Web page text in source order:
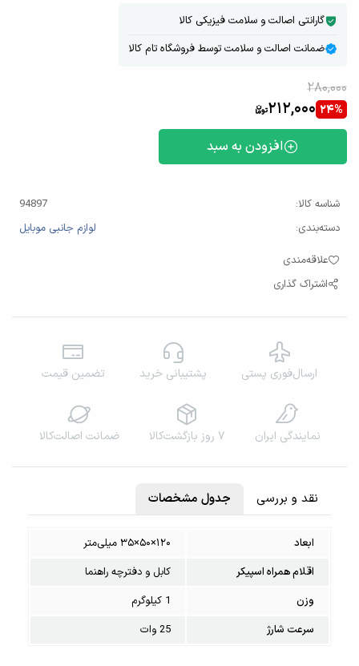
گارانتی اصالت و سلامت فیزیکی کالا
ضمانت اصالت و سلامت توسط فروشگاه تام کالا
24%
212,000
280,000
افزودن به سبد
شناسه کالا:
94897
دسته‌بندی:
لوازم جانبی موبایل
علاقه‌مندی
اشتراک گذاری
ارسال‌فوری پستی پشتیبانی خرید تضمین قیمت
نمایندگی‌ ایران ۷ روز بازگشت‌کالا ضمانت اصالت‌کالا
نقد و بررسی جدول مشخصات
ابعاد
۱۲۰×۵۰×۳۵ میلی‌متر
اقلام همراه اسپیکر
کابل و دفترچه راهنما
وزن
1 کیلوگرم
سرعت شارژ
25 وات